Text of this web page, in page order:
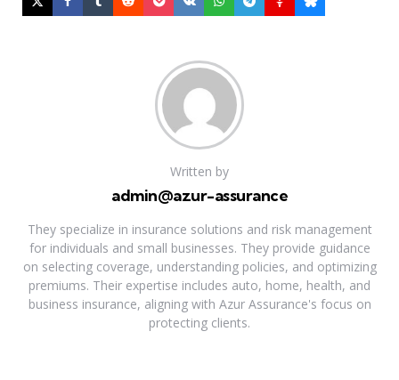
Written by
admin@azur-assurance
They specialize in insurance solutions and risk management
for individuals and small businesses. They provide guidance
on selecting coverage, understanding policies, and optimizing
premiums. Their expertise includes auto, home, health, and
business insurance, aligning with Azur Assurance's focus on
protecting clients.